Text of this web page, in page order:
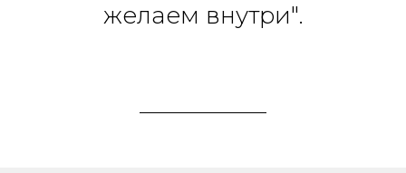
желаем внутри".